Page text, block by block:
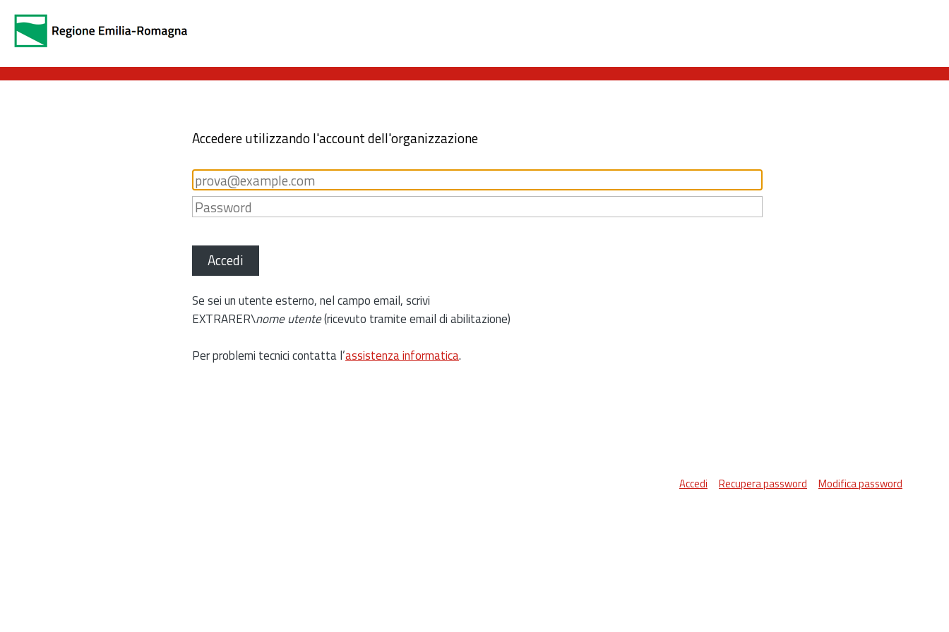
Accedere utilizzando l'account dell'organizzazione
Accedi
Se sei un utente esterno, nel campo email, scrivi
EXTRARER\nome utente(ricevuto tramite email di abilitazione)
Per problemi tecnici contatta l’assistenza informatica.
Accedi Recupera password Modifica password